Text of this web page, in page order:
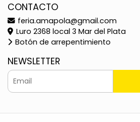
CONTACTO
feria.amapola@gmail.com
Luro 2368 local 3 Mar del Plata
Botón de arrepentimiento
NEWSLETTER